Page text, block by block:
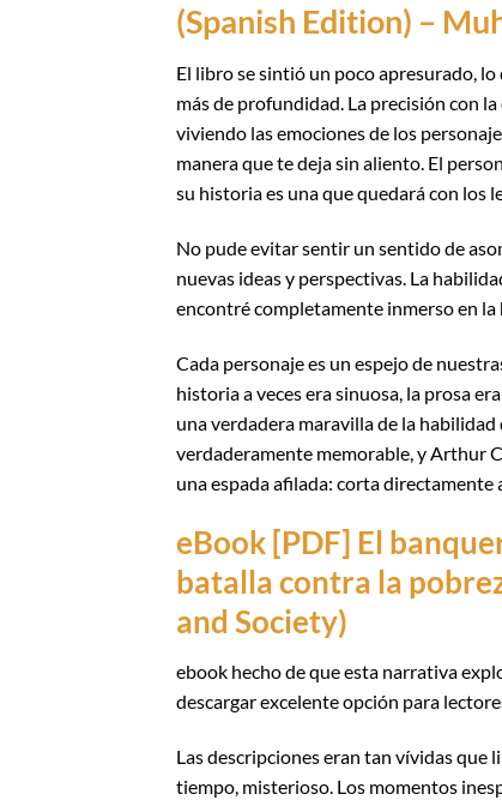
(Spanish Edition) –
El libro se sintió un poco apresurado,
más de profundidad. La precisión con
viviendo las emociones de los
manera que te deja sin aliento. El
su historia es una que quedará con los
No pude evitar sentir un sentido de
nuevas ideas y perspectivas. La
encontré completamente inmerso en la
Cada personaje es un espejo de
historia a veces era sinuosa, la prosa
una verdadera maravilla de la
verdaderamente memorable, y Arthur
una espada afilada: corta directamente
eBook [PDF] El
batalla contra la
and Society)
ebook hecho de que esta narrativa
descargar excelente opción para
Las descripciones eran tan vívidas que
tiempo, misterioso. Los momentos